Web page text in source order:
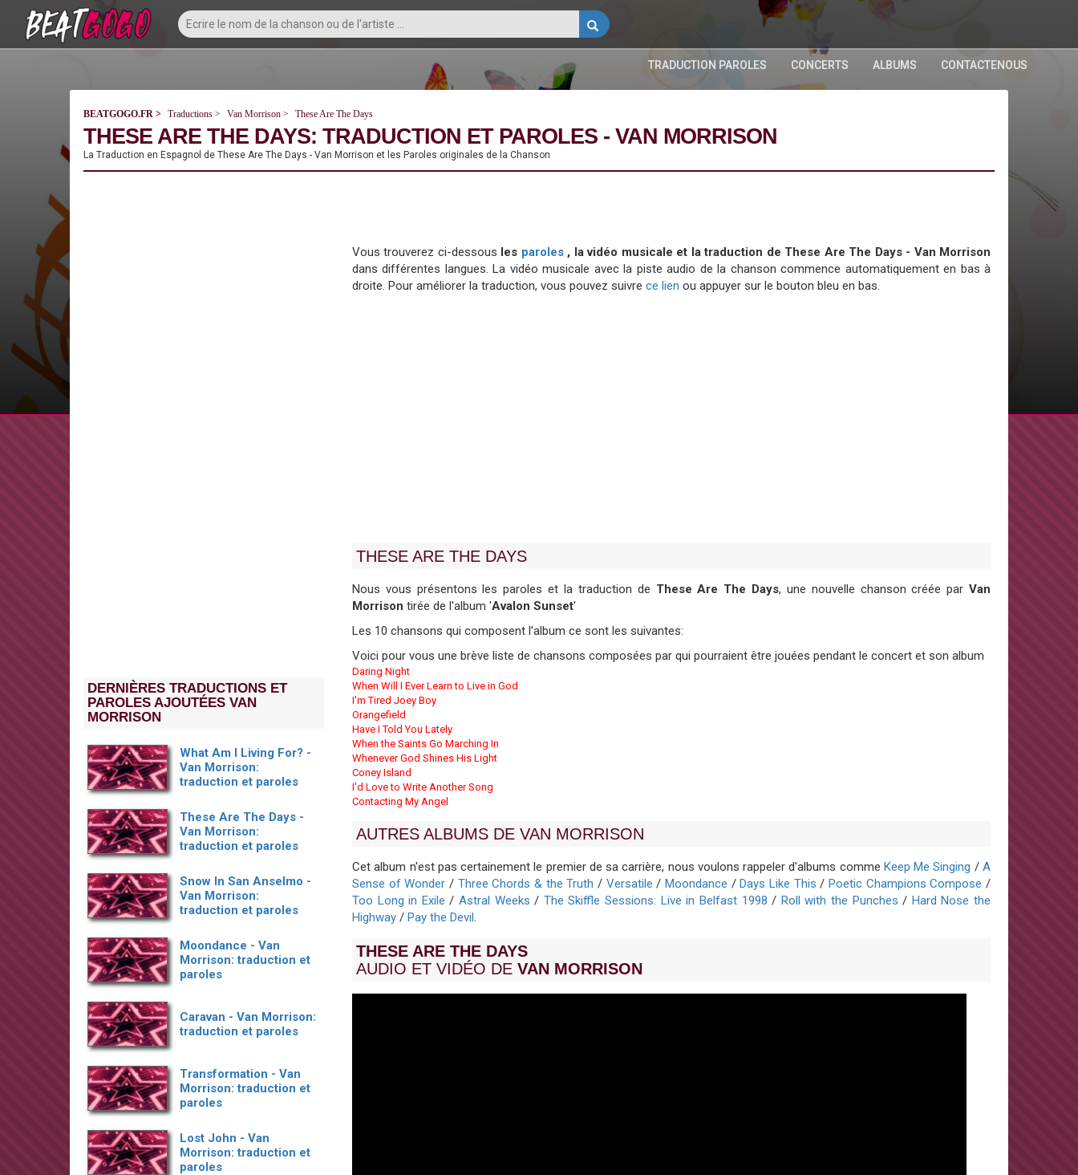
TRADUCTION PAROLES CONCERTS ALBUMS CONTACTENOUS
BEATGOGO.FR Traductions Van Morrison These Are The Days
THESE ARE THE DAYS: TRADUCTION ET PAROLES - VAN MORRISON
La Traduction en Espagnol de These Are The Days - Van Morrison et les Paroles originales de la Chanson
Vous trouverez ci-dessous les paroles , la vidéo musicale et la traduction de These Are The Days - Van Morrison
dans différentes langues. La vidéo musicale avec la piste audio de la chanson commence automatiquement en bas à
droite. Pour améliorer la traduction, vous pouvez suivre ce lien ou appuyer sur le bouton bleu en bas.
THESE ARE THE DAYS
Nous vous présentons les paroles et la traduction de These Are The Days, une nouvelle chanson créée par Van
Morrison tirée de l'album 'Avalon Sunset'
Les 10 chansons qui composent l'album ce sont les suivantes:
Voici pour vous une brève liste de chansons composées par qui pourraient être jouées pendant le concert et son album
Daring Night
When Will I Ever Learn to Live in God
I'm Tired Joey Boy
Orangefield
Have I Told You Lately
When the Saints Go Marching In
Whenever God Shines His Light
Coney Island
I'd Love to Write Another Song
Contacting My Angel
AUTRES ALBUMS DE VAN MORRISON
Cet album n'est pas certainement le premier de sa carrière, nous voulons rappeler d'albums comme Keep Me Singing /A
Sense of Wonder / Three Chords & the Truth / Versatile /Moondance /Days Like This /Poetic Champions Compose /
Too Long in Exile /Astral Weeks / The Skiffle Sessions: Live in Belfast 1998 / Roll with the Punches / Hard Nose the
Highway / Pay the Devil.
THESE ARE THE DAYS
AUDIO ET VIDÉO DE VAN MORRISON
DERNIÈRES TRADUCTIONS ET
PAROLES AJOUTÉES VAN
MORRISON
What Am I Living For? -
Van Morrison:
traduction et paroles
These Are The Days -
Van Morrison:
traduction et paroles
Snow In San Anselmo -
Van Morrison:
traduction et paroles
Moondance - Van
Morrison: traduction et
paroles
Caravan - Van Morrison:
traduction et paroles
Transformation - Van
Morrison: traduction et
paroles
Lost John - Van
Morrison: traduction et
paroles